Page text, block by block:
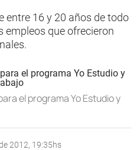
entre 16 y 20 años de todo
empleos que ofrecieron
el programa Yo Estudio y
2012, 19:35hs